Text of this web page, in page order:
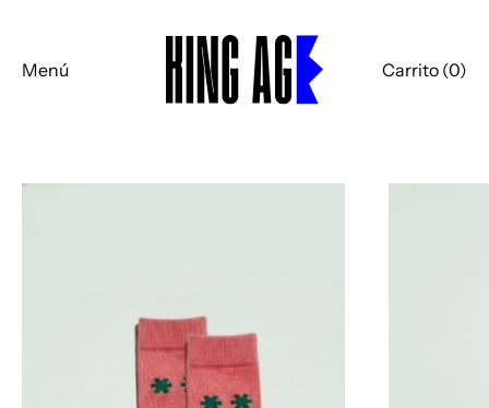
Menú Carrito (0)